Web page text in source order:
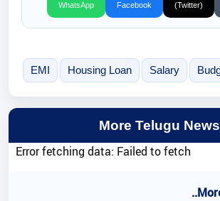
WhatsApp Facebook (Twitter)
EMI Housing Loan Salary
More Telugu News
Error fetching data: Failed to fetch